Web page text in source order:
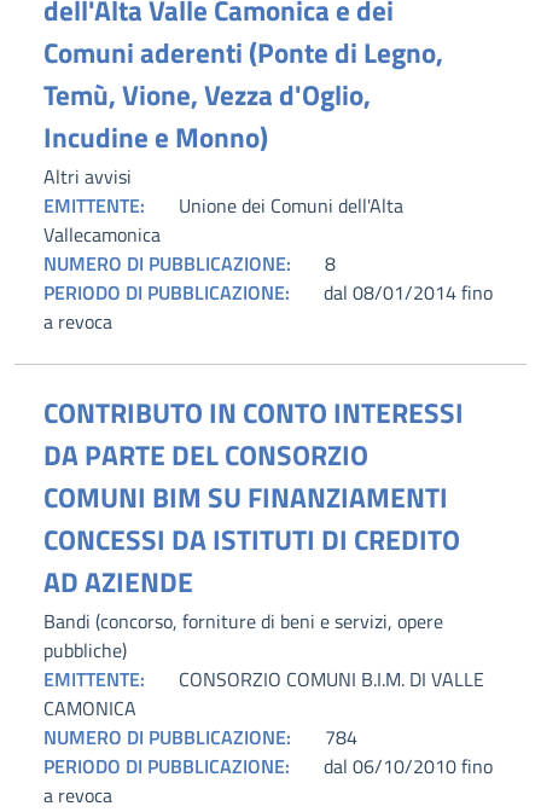
dell'Alta Valle Camonica e dei
Comuni aderenti (Ponte di Legno,
Temù, Vione, Vezza d'Oglio,
Incudine e Monno)
Altri avvisi
EMITTENTE:
Unione dei Comuni dell'Alta
Vallecamonica
NUMERO DI PUBBLICAZIONE:
8
PERIODO DI PUBBLICAZIONE:
dal 08/01/2014 fino
a revoca
CONTRIBUTO IN CONTO INTERESSI
DA PARTE DEL CONSORZIO
COMUNI BIM SU FINANZIAMENTI
CONCESSI DA ISTITUTI DI CREDITO
AD AZIENDE
Bandi (concorso, forniture di beni e servizi, opere
pubbliche)
EMITTENTE:
CONSORZIO COMUNI B.I.M. DI VALLE
CAMONICA
NUMERO DI PUBBLICAZIONE:
784
PERIODO DI PUBBLICAZIONE:
dal 06/10/2010 fino
a revoca